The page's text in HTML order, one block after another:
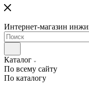
Интернет-магазин
Каталог
По всему сайту
По каталогу